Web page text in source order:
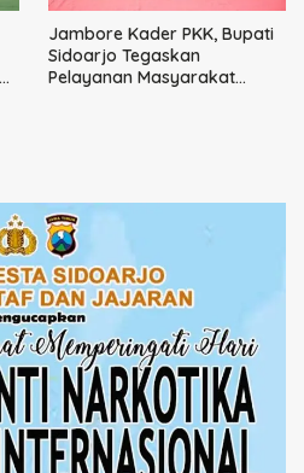
Jambore Kader PKK, Bupati
Sidoarjo Tegaskan
Pelayanan Masyarakat